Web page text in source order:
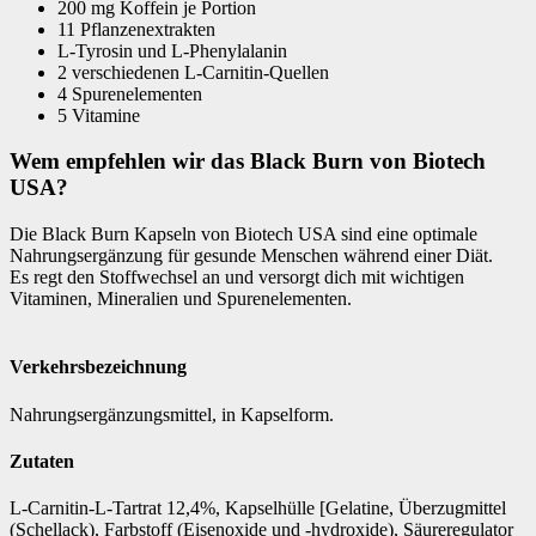
200 mg Koffein je Portion
11 Pflanzenextrakten
L-Tyrosin und L-Phenylalanin
2 verschiedenen L-Carnitin-Quellen
4 Spurenelementen
5 Vitamine
Wem empfehlen wir das Black Burn von Biotech
USA?
Die Black Burn Kapseln von Biotech USA sind eine optimale
Nahrungsergänzung für gesunde Menschen während einer Diät.
Es regt den Stoffwechsel an und versorgt dich mit wichtigen
Vitaminen, Mineralien und Spurenelementen.
Verkehrsbezeichnung
Nahrungsergänzungsmittel, in Kapselform.
Zutaten
L-Carnitin-L-Tartrat 12,4%, Kapselhülle [Gelatine, Überzugmittel
(Schellack), Farbstoff (Eisenoxide und -hydroxide), Säureregulator